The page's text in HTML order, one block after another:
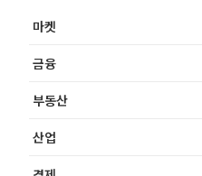
마켓
금융
부동산
산업